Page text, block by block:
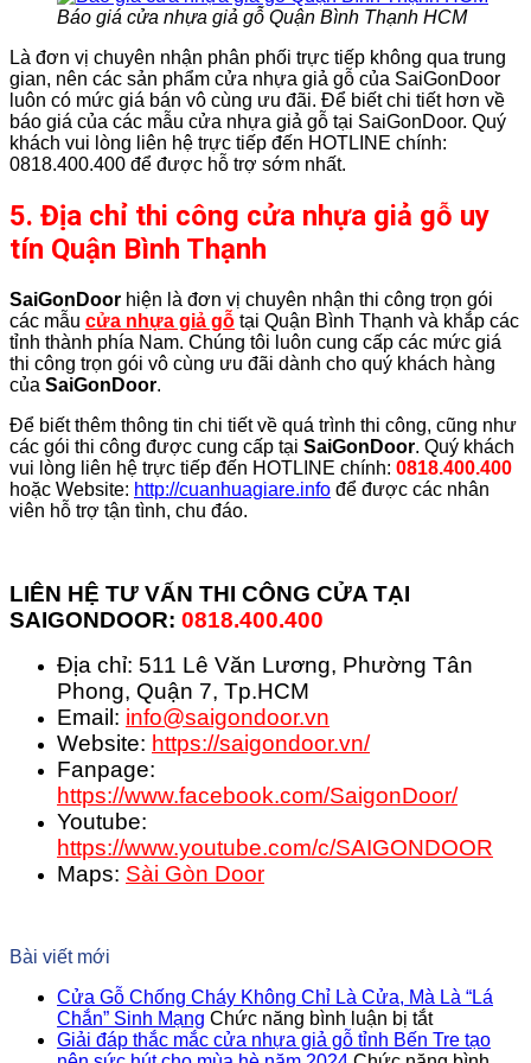
Báo giá cửa nhựa giả gỗ Quận Bình Thạnh HCM
Là đơn vị chuyên nhận phân phối trực tiếp không qua trung
gian, nên các sản phẩm cửa nhựa giả gỗ của SaiGonDoor
luôn có mức giá bán vô cùng ưu đãi. Để biết chi tiết hơn về
báo giá của các mẫu cửa nhựa giả gỗ tại SaiGonDoor. Quý
khách vui lòng liên hệ trực tiếp đến HOTLINE chính:
0818.400.400 để được hỗ trợ sớm nhất.
5. Địa chỉ thi công cửa nhựa giả gỗ uy
tín Quận Bình Thạnh
SaiGonDoor hiện là đơn vị chuyên nhận thi công trọn gói
các mẫu cửa nhựa giả gỗ tại Quận Bình Thạnh và khắp các
tỉnh thành phía Nam. Chúng tôi luôn cung cấp các mức giá
thi công trọn gói vô cùng ưu đãi dành cho quý khách hàng
của SaiGonDoor.
Để biết thêm thông tin chi tiết về quá trình thi công, cũng như
các gói thi công được cung cấp tại SaiGonDoor. Quý khách
vui lòng liên hệ trực tiếp đến HOTLINE chính: 0818.400.400
hoặc Website: http://cuanhuagiare.info để được các nhân
viên hỗ trợ tận tình, chu đáo.
LIÊN HỆ TƯ VẤN THI CÔNG CỬA TẠI
SAIGONDOOR: 0818.400.400
Địa chỉ: 511 Lê Văn Lương, Phường Tân
Phong, Quận 7, Tp.HCM
Email: info@saigondoor.vn
Website: https://saigondoor.vn/
Fanpage:
https://www.facebook.com/SaigonDoor/
Youtube:
https://www.youtube.com/c/SAIGONDOOR
Maps: Sài Gòn Door
Bài viết mới
Cửa Gỗ Chống Cháy Không Chỉ Là Cửa, Mà Là “Lá
Chắn” Sinh Mạng Chức năng bình luận bị tắtở
Cửa
Giải đáp thắc mắc cửa nhựa giả gỗ tỉnh Bến Tre tạo